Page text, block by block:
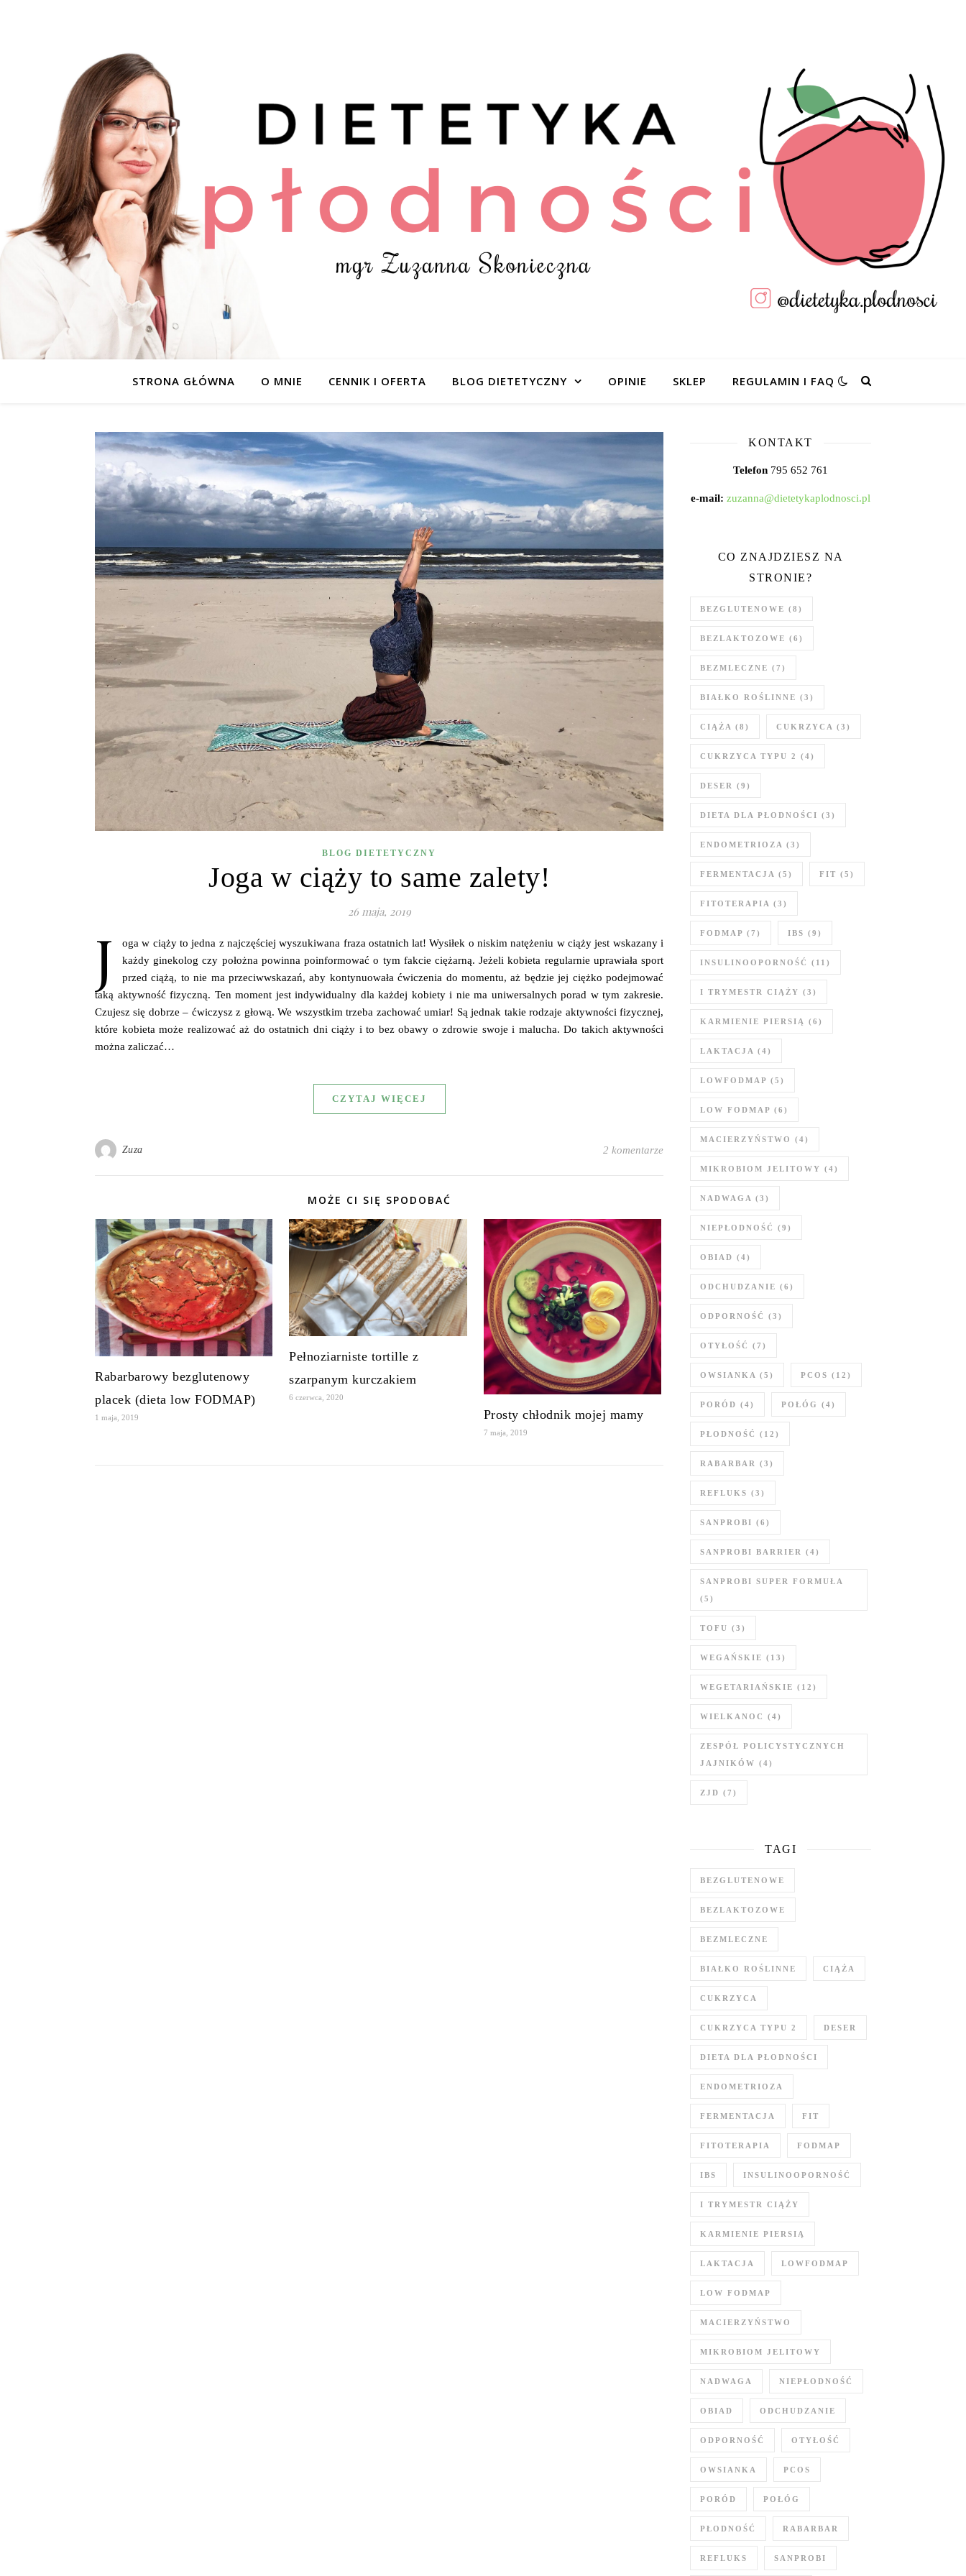
STRONA GŁÓWNA O MNIE CENNIK I OFERTA BLOG DIETETYCZNY OPINIE SKLEP REGULAMIN I FAQ
BLOG DIETETYCZNY
Joga w ciąży to same zalety!
26 maja, 2019
J
oga w ciąży to jedna z najczęściej wyszukiwana fraza ostatnich lat! Wysiłek o niskim natężeniu w ciąży jest wskazany i
każdy ginekolog czy położna powinna poinformować o tym fakcie ciężarną. Jeżeli kobieta regularnie uprawiała sport
przed ciążą, to nie ma przeciwwskazań, aby kontynuowała ćwiczenia do momentu, aż będzie jej ciężko podejmować
taką aktywność fizyczną. Ten moment jest indywidualny dla każdej kobiety i nie ma uniwersalnych porad w tym zakresie.
Czujesz się dobrze – ćwiczysz z głową. We wszystkim trzeba zachować umiar! Są jednak takie rodzaje aktywności fizycznej,
które kobieta może realizować aż do ostatnich dni ciąży i to bez obawy o zdrowie swoje i malucha. Do takich aktywności
można zaliczać…
CZYTAJ WIĘCEJ
Zuza 2 komentarze
MOŻE CI SIĘ SPODOBAĆ
Rabarbarowy bezglutenowy
placek (dieta low FODMAP)
1 maja, 2019
Pełnoziarniste tortille z
szarpanym kurczakiem
6 czerwca, 2020
Prosty chłodnik mojej mamy
7 maja, 2019
KONTAKT
Telefon 795 652 761
e-mail: zuzanna@dietetykaplodnosci.pl
CO ZNAJDZIESZ NA
STRONIE?
BEZGLUTENOWE (8)
BEZLAKTOZOWE (6)
BEZMLECZNE (7)
BIAŁKO ROŚLINNE (3)
CIĄŻA (8) CUKRZYCA (3)
CUKRZYCA TYPU 2 (4)
DESER (9)
DIETA DLA PŁODNOŚCI (3)
ENDOMETRIOZA (3)
FERMENTACJA (5) FIT (5)
FITOTERAPIA (3)
FODMAP (7) IBS (9)
INSULINOOPORNOŚĆ (11)
I TRYMESTR CIĄŻY (3)
KARMIENIE PIERSIĄ (6)
LAKTACJA (4)
LOWFODMAP (5)
LOW FODMAP (6)
MACIERZYŃSTWO (4)
MIKROBIOM JELITOWY (4)
NADWAGA (3)
NIEPŁODNOŚĆ (9)
OBIAD (4)
ODCHUDZANIE (6)
ODPORNOŚĆ (3)
OTYŁOŚĆ (7)
OWSIANKA (5) PCOS (12)
PORÓD (4) POŁÓG (4)
PŁODNOŚĆ (12)
RABARBAR (3)
REFLUKS (3)
SANPROBI (6)
SANPROBI BARRIER (4)
SANPROBI SUPER FORMUŁA
(5)
TOFU (3)
WEGAŃSKIE (13)
WEGETARIAŃSKIE (12)
WIELKANOC (4)
ZESPÓŁ POLICYSTYCZNYCH
JAJNIKÓW (4)
ZJD (7)
TAGI
BEZGLUTENOWE
BEZLAKTOZOWE
BEZMLECZNE
BIAŁKO ROŚLINNE CIĄŻA
CUKRZYCA
CUKRZYCA TYPU 2 DESER
DIETA DLA PŁODNOŚCI
ENDOMETRIOZA
FERMENTACJA FIT
FITOTERAPIA FODMAP
IBS INSULINOOPORNOŚĆ
I TRYMESTR CIĄŻY
KARMIENIE PIERSIĄ
LAKTACJA LOWFODMAP
LOW FODMAP
MACIERZYŃSTWO
MIKROBIOM JELITOWY
NADWAGA NIEPŁODNOŚĆ
OBIAD ODCHUDZANIE
ODPORNOŚĆ OTYŁOŚĆ
OWSIANKA PCOS
PORÓD POŁÓG
PŁODNOŚĆ RABARBAR
REFLUKS SANPROBI